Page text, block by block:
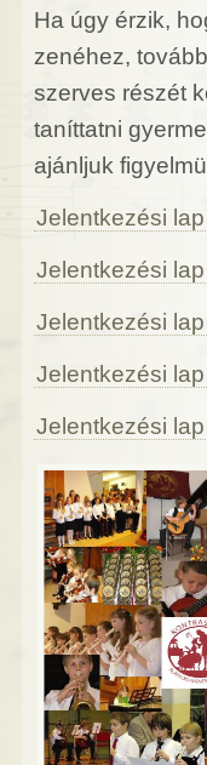
Ha úgy érzik,
zenéhez,
szerves részét
taníttatni
ajánljuk
Jelentkezési
Jelentkezési
Jelentkezési
Jelentkezési
Jelentkezési